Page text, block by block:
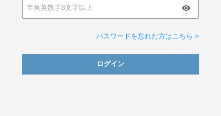
パスワードを忘れた方はこちら >
ログイン